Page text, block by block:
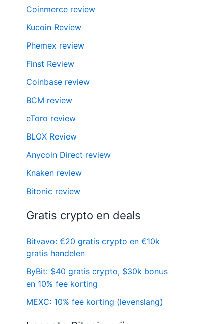
Coinmerce review
Kucoin Review
Phemex review
Finst Review
Coinbase review
BCM review
eToro review
BLOX Review
Anycoin Direct review
Knaken review
Bitonic review
Gratis crypto en deals
Bitvavo: €20 gratis crypto en €10k
gratis handelen
ByBit: $40 gratis crypto, $30k bonus
en 10% fee korting
MEXC: 10% fee korting (levenslang)